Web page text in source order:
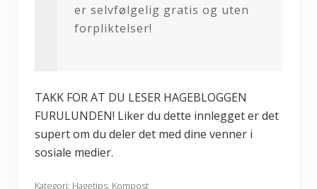
er selvfølgelig gratis og uten
forpliktelser!
TAKK FOR AT DU LESER HAGEBLOGGEN
FURULUNDEN! Liker du dette innlegget er det
supert om du deler det med dine venner i
sosiale medier.
Kategori: Hagetips, Kompost